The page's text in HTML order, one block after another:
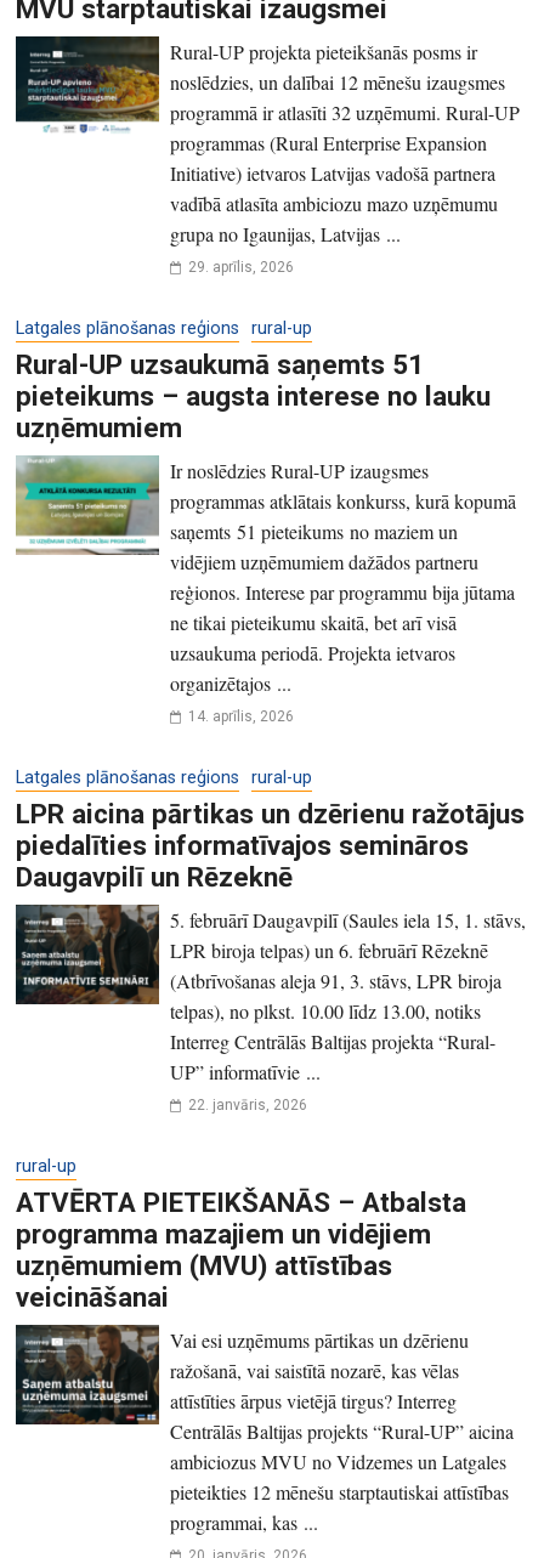
MVU starptautiskai izaugsmei
Rural-UP projekta pieteikšanās posms ir
noslēdzies, un dalībai 12 mēnešu izaugsmes
programmā ir atlasīti 32 uzņēmumi. Rural-UP
programmas (Rural Enterprise Expansion
Initiative) ietvaros Latvijas vadošā partnera
vadībā atlasīta ambiciozu mazo uzņēmumu
grupa no Igaunijas, Latvijas ...
29. aprīlis, 2026
Latgales plānošanas reģions rural-up
Rural-UP uzsaukumā saņemts 51
pieteikums – augsta interese no lauku
uzņēmumiem
Ir noslēdzies Rural-UP izaugsmes
programmas atklātais konkurss, kurā kopumā
saņemts 51 pieteikums no maziem un
vidējiem uzņēmumiem dažādos partneru
reģionos. Interese par programmu bija jūtama
ne tikai pieteikumu skaitā, bet arī visā
uzsaukuma periodā. Projekta ietvaros
organizētajos ...
14. aprīlis, 2026
Latgales plānošanas reģions rural-up
LPR aicina pārtikas un dzērienu ražotājus
piedalīties informatīvajos semināros
Daugavpilī un Rēzeknē
5. februārī Daugavpilī (Saules iela 15, 1. stāvs,
LPR biroja telpas) un 6. februārī Rēzeknē
(Atbrīvošanas aleja 91, 3. stāvs, LPR biroja
telpas), no plkst. 10.00 līdz 13.00, notiks
Interreg Centrālās Baltijas projekta “Rural-
UP” informatīvie ...
22. janvāris, 2026
rural-up
ATVĒRTA PIETEIKŠANĀS – Atbalsta
programma mazajiem un vidējiem
uzņēmumiem (MVU) attīstības
veicināšanai
Vai esi uzņēmums pārtikas un dzērienu
ražošanā, vai saistītā nozarē, kas vēlas
attīstīties ārpus vietējā tirgus? Interreg
Centrālās Baltijas projekts “Rural-UP” aicina
ambiciozus MVU no Vidzemes un Latgales
pieteikties 12 mēnešu starptautiskai attīstības
programmai, kas ...